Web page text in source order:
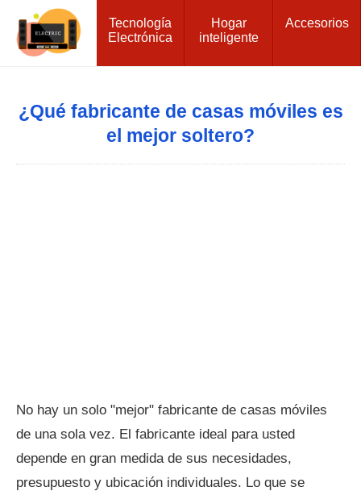
Tecnología
Electrónica
Hogar
inteligente
Accesorios
¿Qué fabricante de casas móviles es
el mejor soltero?
No hay un solo "mejor" fabricante de casas móviles
de una sola vez. El fabricante ideal para usted
depende en gran medida de sus necesidades,
presupuesto y ubicación individuales. Lo que se